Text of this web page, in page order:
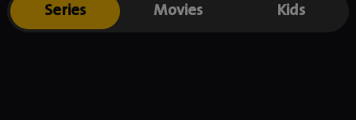
Series Movies Kids